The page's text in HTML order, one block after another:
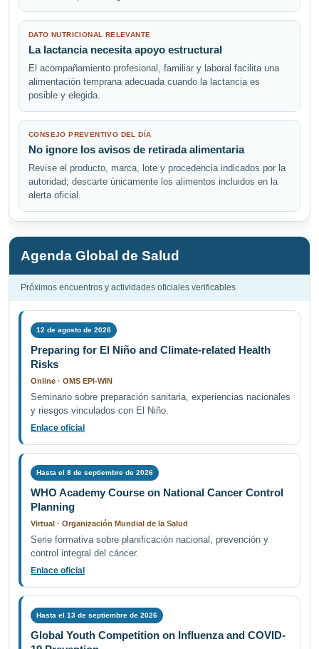
DATO NUTRICIONAL RELEVANTE
La lactancia necesita apoyo estructural
El acompañamiento profesional, familiar y laboral facilita una
alimentación temprana adecuada cuando la lactancia es
posible y elegida.
CONSEJO PREVENTIVO DEL DÍA
No ignore los avisos de retirada alimentaria
Revise el producto, marca, lote y procedencia indicados por la
autoridad; descarte únicamente los alimentos incluidos en la
alerta oficial.
Agenda Global de Salud
Próximos encuentros y actividades oficiales verificables
12 de agosto de 2026
Preparing for El Niño and Climate-related Health
Risks
Online · OMS EPI-WIN
Seminario sobre preparación sanitaria, experiencias nacionales
y riesgos vinculados con El Niño.
Enlace oficial
Hasta el 8 de septiembre de 2026
WHO Academy Course on National Cancer Control
Planning
Virtual · Organización Mundial de la Salud
Serie formativa sobre planificación nacional, prevención y
control integral del cáncer.
Enlace oficial
Hasta el 13 de septiembre de 2026
Global Youth Competition on Influenza and COVID-